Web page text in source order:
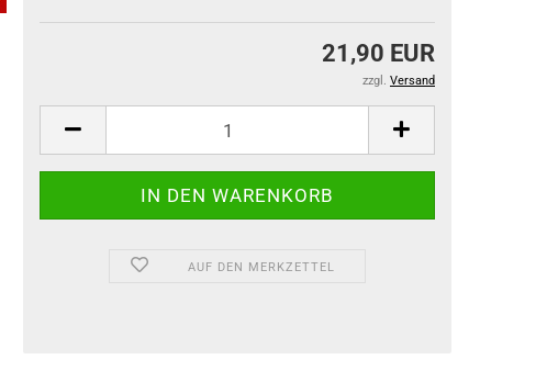
21,90 EUR
zzgl. Versand
AUF DEN MERKZETTEL